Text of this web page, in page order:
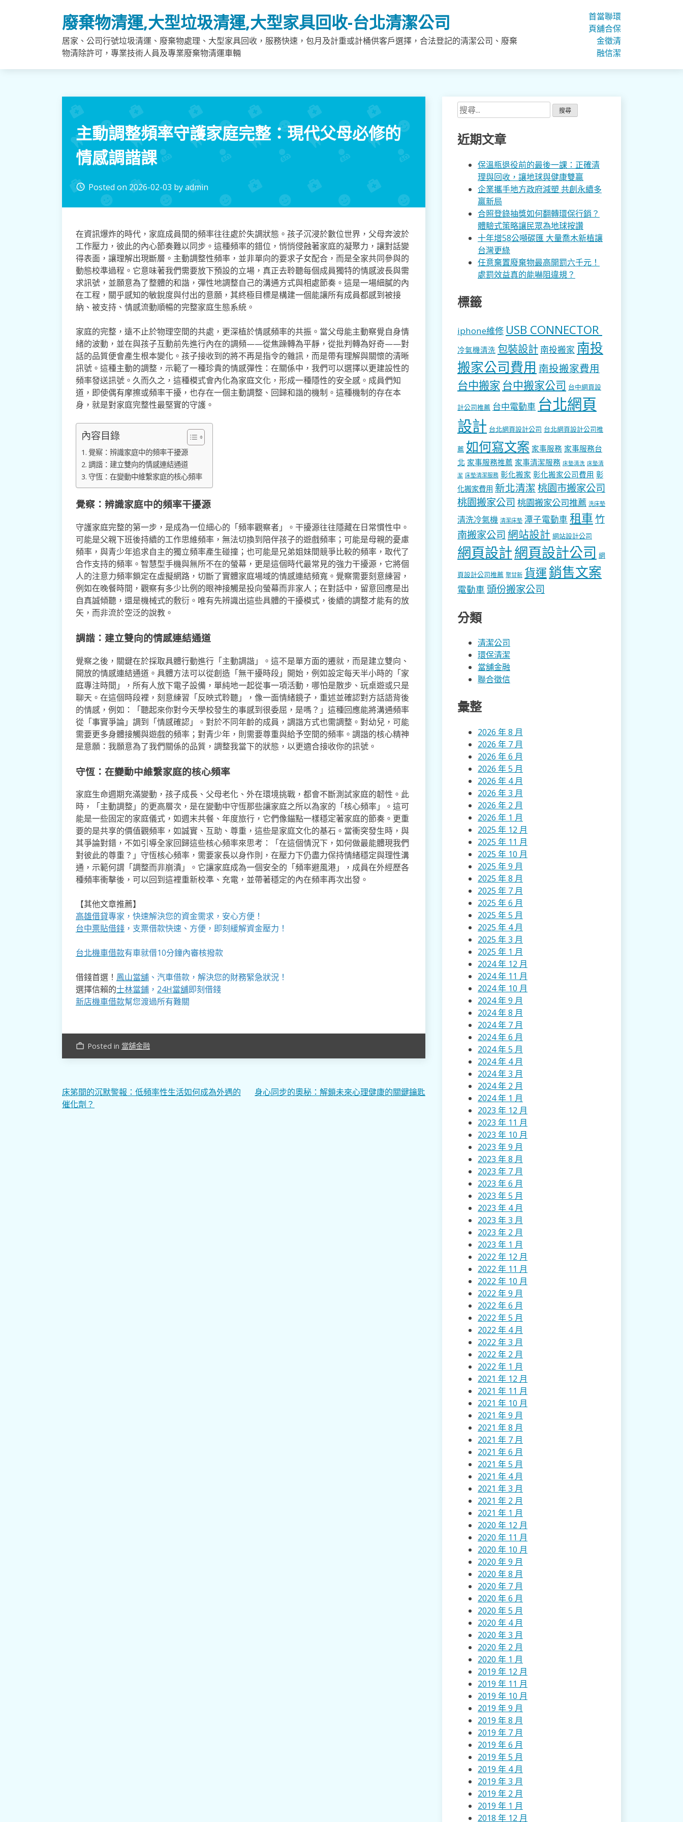
廢棄物清運,大型垃圾清運,大型家具回收-台北清潔公司
居家、公司行號垃圾清運、廢棄物處理、大型家具回收，服務快速，包月及計重或計桶供客戶選擇，合法登記的清潔公司、廢棄
物清除許可，專業技術人員及專業廢棄物清運車輛
首
頁
當
舖
金
融
聯
合
徵
信
環
保
清
潔
主動調整頻率守護家庭完整：現代父母必修的
情感調諧課
access_time Posted on2026-02-03 byadmin
在資訊爆炸的時代，家庭成員間的頻率往往處於失調狀態。孩子沉浸於數位世界，父母奔波於
工作壓力，彼此的內心節奏難以同步。這種頻率的錯位，悄悄侵蝕著家庭的凝聚力，讓對話變
得表面，讓理解出現斷層。主動調整性頻率，並非單向的要求子女配合，而是全家共同參與的
動態校準過程。它意味著我們需要放下預設的立場，真正去聆聽每個成員獨特的情感波長與需
求訊號，並願意為了整體的和諧，彈性地調整自己的溝通方式與相處節奏。這是一場細膩的內
在工程，關乎感知的敏銳度與付出的意願，其終極目標是構建一個能讓所有成員都感到被接
納、被支持、情感流動順暢的完整家庭生態系統。
家庭的完整，遠不止於物理空間的共處，更深植於情感頻率的共振。當父母能主動察覺自身情
緒的波動，並在與孩子互動前先進行內在的調頻——從焦躁轉為平靜，從批判轉為好奇——對
話的品質便會產生根本變化。孩子接收到的將不再是指令的雜訊，而是帶有理解與關懷的清晰
訊號。這種主動的調整，示範了一種珍貴的情感彈性：在關係中，我們可以選擇以更建設性的
頻率發送訊號。久而久之，這種模式會內化為家庭文化，形成一種隱性的安全感。成員們知
道，即使偶有摩擦或頻率干擾，也存在一個主動調整、回歸和諧的機制。這種機制的存在本
身，就是對家庭完整性最堅實的守護。
內容目錄
覺察：辨識家庭中的頻率干擾源
調諧：建立雙向的情感連結通道
守恆：在變動中維繫家庭的核心頻率
覺察：辨識家庭中的頻率干擾源
守護家庭完整的第一步，是成為一位細心的「頻率觀察者」。干擾源往往隱藏在日常慣性中。
可能是父親下班後持續的工作思維頻率，無法切換到陪伴孩子的遊戲頻率；可能是母親的憂慮
頻率，與青少年追求自主的獨立頻率產生碰撞；也可能是兄弟姐妹間競爭比較的頻率，取代了
合作支持的頻率。智慧型手機與無所不在的螢幕，更是這個時代最常見的強力干擾源，它將個
人的注意力頻率鎖定在虛擬網路，切斷了實體家庭場域的情感連結頻寬。覺察需要刻意練習，
例如在晚餐時間，觀察有多少比例的眼神接觸是投向螢幕而非家人；在對話中，留意回應是出
自真誠傾聽，還是機械式的敷衍。唯有先辨識出這些具體的干擾模式，後續的調整才能有的放
矢，而非流於空泛的說教。
調諧：建立雙向的情感連結通道
覺察之後，關鍵在於採取具體行動進行「主動調諧」。這不是單方面的遷就，而是建立雙向、
開放的情感連結通道。具體方法可以從創造「無干擾時段」開始，例如設定每天半小時的「家
庭專注時間」，所有人放下電子設備，單純地一起從事一項活動，哪怕是散步、玩桌遊或只是
聊天。在這個時段裡，刻意練習「反映式聆聽」，像一面情緒鏡子，重述並確認對方話語背後
的情感，例如：「聽起來你對今天學校發生的事感到很委屈，是嗎？」這種回應能將溝通頻率
從「事實爭論」調到「情感確認」。對於不同年齡的成員，調諧方式也需調整。對幼兒，可能
需要更多身體接觸與遊戲的頻率；對青少年，則需要尊重與給予空間的頻率。調諧的核心精神
是意願：我願意為了我們關係的品質，調整我當下的狀態，以更適合接收你的訊號。
守恆：在變動中維繫家庭的核心頻率
家庭生命週期充滿變動，孩子成長、父母老化、外在環境挑戰，都會不斷測試家庭的韌性。此
時，「主動調整」的更高層次，是在變動中守恆那些讓家庭之所以為家的「核心頻率」。這可
能是一些固定的家庭儀式，如週末共餐、年度旅行，它們像錨點一樣穩定著家庭的節奏。更重
要的是共享的價值觀頻率，如誠實、互助、尊重，這些是家庭文化的基石。當衝突發生時，與
其爭論對錯，不如引導全家回歸這些核心頻率來思考：「在這個情況下，如何做最能體現我們
對彼此的尊重？」守恆核心頻率，需要家長以身作則，在壓力下仍盡力保持情緒穩定與理性溝
通，示範何謂「調整而非崩潰」。它讓家庭成為一個安全的「頻率避風港」，成員在外經歷各
種頻率衝擊後，可以回到這裡重新校準、充電，並帶著穩定的內在頻率再次出發。
【其他文章推薦】
高雄借貸專家，快速解決您的資金需求，安心方便！
台中票貼借錢，支票借款快速、方便，即刻緩解資金壓力！
台北機車借款有車就借10分鐘內審核撥款
借錢首選！ 鳳山當舖、汽車借款，解決您的財務緊急狀況！
選擇信賴的士林當鋪， 24H當舖即刻借錢
新店機車借款幫您渡過所有難關
work_outline Posted in 當舖金融
文
章
床笫間的沉默警報：低頻率性生活如何成為外遇的
催化劑？
身心同步的奧秘：解鎖未來心理健康的關鍵鑰匙
搜
尋
關
鍵
近期文章
保溫瓶退役前的最後一課：正確清
理與回收，讓地球與健康雙贏
企業攜手地方政府減塑 共創永續多
贏新局
合照登錄抽獎如何翻轉環保行銷？
體驗式策略讓民眾為地球按讚
十年增58公噸碳匯 大量喬木新植讓
台灣更綠
任意棄置廢棄物最高開罰六千元！
處罰效益真的能嚇阻違規？
標籤
iphone維修 USB CONNECTOR
冷氣機清洗 包裝設計 南投搬家 南投
搬家公司費用 南投搬家費用
台中搬家 台中搬家公司 台中網頁設
計公司推薦 台中電動車 台北網頁
設計 台北網頁設計公司 台北網頁設計公司推
薦 如何寫文案 家事服務 家事服務台
北 家事服務推薦 家事清潔服務 床墊清洗 床墊清
潔 床墊清潔服務 彰化搬家 彰化搬家公司費用 彰
化搬家費用 新北清潔 桃園市搬家公司
桃園搬家公司 桃園搬家公司推薦 洗床墊
清洗冷氣機 清潔床墊 潭子電動車 租車竹
南搬家公司 網站設計 網站設計公司
網頁設計網頁設計公司 網
頁設計公司推薦 聚甘新 貨運銷售文案
電動車 頭份搬家公司
分類
清潔公司
環保清潔
當舖金融
聯合徵信
彙整
2026 年 8 月
2026 年 7 月
2026 年 6 月
2026 年 5 月
2026 年 4 月
2026 年 3 月
2026 年 2 月
2026 年 1 月
2025 年 12 月
2025 年 11 月
2025 年 10 月
2025 年 9 月
2025 年 8 月
2025 年 7 月
2025 年 6 月
2025 年 5 月
2025 年 4 月
2025 年 3 月
2025 年 1 月
2024 年 12 月
2024 年 11 月
2024 年 10 月
2024 年 9 月
2024 年 8 月
2024 年 7 月
2024 年 6 月
2024 年 5 月
2024 年 4 月
2024 年 3 月
2024 年 2 月
2024 年 1 月
2023 年 12 月
2023 年 11 月
2023 年 10 月
2023 年 9 月
2023 年 8 月
2023 年 7 月
2023 年 6 月
2023 年 5 月
2023 年 4 月
2023 年 3 月
2023 年 2 月
2023 年 1 月
2022 年 12 月
2022 年 11 月
2022 年 10 月
2022 年 9 月
2022 年 6 月
2022 年 5 月
2022 年 4 月
2022 年 3 月
2022 年 2 月
2022 年 1 月
2021 年 12 月
2021 年 11 月
2021 年 10 月
2021 年 9 月
2021 年 8 月
2021 年 7 月
2021 年 6 月
2021 年 5 月
2021 年 4 月
2021 年 3 月
2021 年 2 月
2021 年 1 月
2020 年 12 月
2020 年 11 月
2020 年 10 月
2020 年 9 月
2020 年 8 月
2020 年 7 月
2020 年 6 月
2020 年 5 月
2020 年 4 月
2020 年 3 月
2020 年 2 月
2020 年 1 月
2019 年 12 月
2019 年 11 月
2019 年 10 月
2019 年 9 月
2019 年 8 月
2019 年 7 月
2019 年 6 月
2019 年 5 月
2019 年 4 月
2019 年 3 月
2019 年 2 月
2019 年 1 月
2018 年 12 月